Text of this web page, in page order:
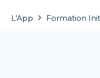
L'App Formation